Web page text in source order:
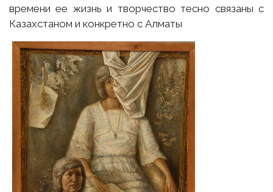
времени ее жизнь и творчество тесно связаны с
Казахстаном и конкретно с Алматы